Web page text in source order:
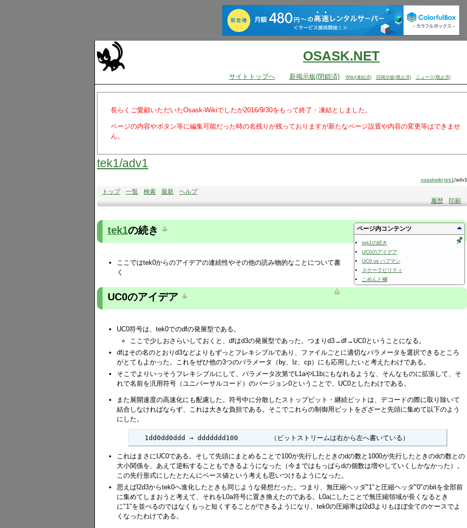
OSASK.NET
サイトトップへ 新掲示板(閉鎖済) Wiki(凍結済) 旧掲示板(廃止済) ニュース(廃止済)
長らくご愛顧いただいたOsask-Wikiでしたが2016/9/30をもって終了・凍結としました。
ページの内容やボタン等に編集可能だった時の名残りが残っておりますが新たなページ設置や内容の変更等はできませ
ん。
tek1​/adv1
osaskwiki:tek1/adv1
トップ 一覧 検索 最新
ヘルプ
履歴
印刷
ページ内コンテンツ
tek1の続き
UC0のアイデア
UC0 vs ハフマン
スケーラビリティ
こめんと欄
tek1の続き
ここではtek0からのアイデアの連続性やその他の読み物的なことについて書
く
UC0のアイデア
UC0符号は、tek0でのdfの発展型である。
ここで少しおさらいしておくと、dfはd3の発展型であった。つまりd3→df→UC0ということになる。
dfはその名のとおりd3などよりもずっとフレキシブルであり、ファイルごとに適切なパラメータを選択できるところ
がとてもよかった。これをぜひ他の3つのパラメータ（by、lz、cp）にも応用したいと考えたわけである。
そこでよりいっそうフレキシブルにして、パラメータ次第でL1aやL1bにもなれるような、そんなものに拡張して、そ
れで名前を汎用符号（ユニバーサルコード）のバージョン0ということで、UC0としたわけである。
また展開速度の高速化にも配慮した。符号中に分散したストップビット・継続ビットは、デコードの際に取り除いて
結合しなければならず、これは大きな負担である。そこでこれらの制御用ビットをざざーと先頭に集めて以下のよう
にした。
   1dd0dd0ddd → ddddddd100        （ビットストリームは右から左へ書いている）
これはまさにUC0である。そして先頭にまとめることで100が先行したときのdの数と1000が先行したときのdの数との
大小関係を、あえて逆転することもできるようになった（今まではもっぱらdの個数は増やしていくしかなかった）。
この先行形式にしたとたんにベース値という考えも思いつけるようになった。
思えばl2d3からtek0へ進化したときも同じような発想だった。つまり、無圧縮ヘッダ"1"と圧縮ヘッダ"0"のbitを全部前
に集めてしまおうと考えて、それをL0a符号に置き換えたのである。L0aにしたことで無圧縮領域が長くなるとき
に"1"を並べるのではなくもっと短くすることができるようになり、tek0の圧縮率はl2d3よりもほぼ全てのケースでよ
くなったわけである。